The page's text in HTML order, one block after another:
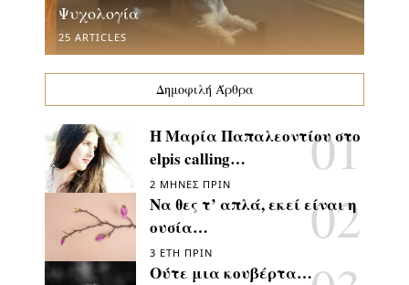
Ψυχολογία
25 ARTICLES
Δημοφιλή Άρθρα
Η Μαρία Παπαλεοντίου στο
elpis calling…
2 ΜΉΝΕΣ ΠΡΙΝ
Να θες τ’ απλά, εκεί είναι η
ουσία…
3 ΈΤΗ ΠΡΙΝ
Ούτε μια κουβέρτα…